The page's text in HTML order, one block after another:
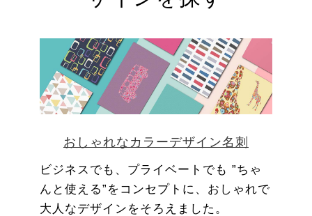
おしゃれなカラーデザイン名刺
ビジネスでも、プライベートでも ”ちゃ
んと使える”をコンセプトに、おしゃれで
大人なデザインをそろえました。